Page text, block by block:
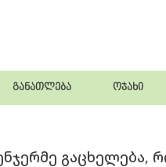
განათლება ოჯახი
გაცხელება,